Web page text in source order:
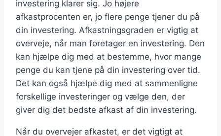
investering klarer sig. Jo højere
afkastprocenten er, jo flere penge tjener du på
din investering. Afkastningsgraden er vigtig at
overveje, når man foretager en investering. Den
kan hjælpe dig med at bestemme, hvor mange
penge du kan tjene på din investering over tid.
Det kan også hjælpe dig med at sammenligne
forskellige investeringer og vælge den, der
giver dig det bedste afkast af din investering.
Når du overvejer afkastet, er det vigtigt at